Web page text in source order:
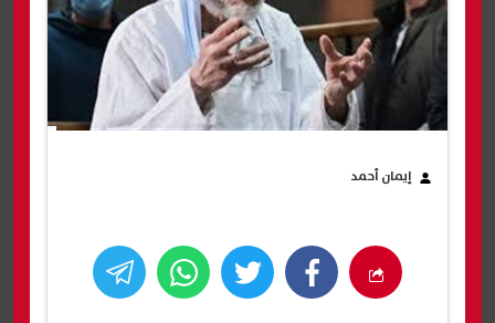
إيمان أحمد